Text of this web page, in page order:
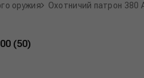
оружия Охотничий патрон 380
(50)